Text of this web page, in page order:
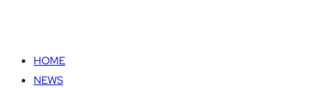
HOME
NEWS